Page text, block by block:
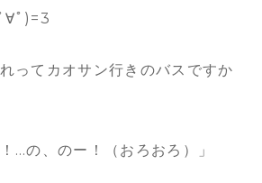
∀ﾟ)=3
ってカオサン行きのバスですか
…の、のー！（おろおろ）」